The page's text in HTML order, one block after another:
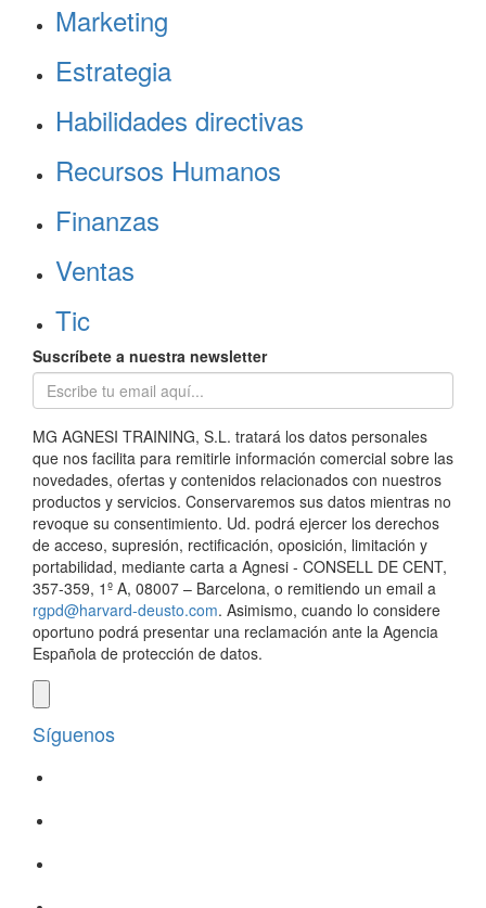
Marketing
Estrategia
Habilidades directivas
Recursos Humanos
Finanzas
Ventas
Tic
Suscríbete a nuestra newsletter
MG AGNESI TRAINING, S.L. tratará los datos personales
que nos facilita para remitirle información comercial sobre las
novedades, ofertas y contenidos relacionados con nuestros
productos y servicios. Conservaremos sus datos mientras no
revoque su consentimiento. Ud. podrá ejercer los derechos
de acceso, supresión, rectificación, oposición, limitación y
portabilidad, mediante carta a Agnesi - CONSELL DE CENT,
357-359, 1º A, 08007 – Barcelona, o remitiendo un email a
rgpd@harvard-deusto.com. Asimismo, cuando lo considere
oportuno podrá presentar una reclamación ante la Agencia
Española de protección de datos.
Síguenos